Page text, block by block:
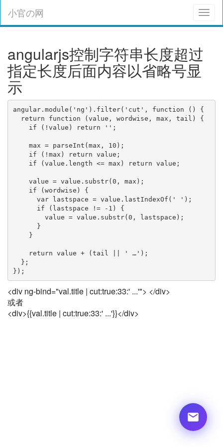
小官の网
angularjs控制字符串长度超过
指定长度后面内容以省略号显
示
angular.module('ng').filter('cut', function () {
return function (value, wordwise, max, tail) {
if (!value) return '';
max = parseInt(max, 10);
if (!max) return value;
if (value.length <= max) return value;
value = value.substr(0, max);
if (wordwise) {
var lastspace = value.lastIndexOf(' ');
if (lastspace != -1) {
value = value.substr(0, lastspace);
}
}
return value + (tail || ' …');
};
});
<div ng-bind="val.title | cut:true:33:' ...'"> </div>
或者
<div>{{val.title | cut:true:33:' ...'}}</div>